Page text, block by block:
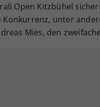
Open Kitzbühel
unter
Mies, den